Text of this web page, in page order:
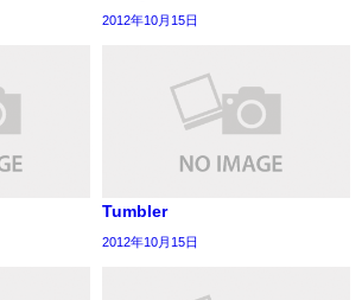
2012年10月15日
Tumbler
2012年10月15日